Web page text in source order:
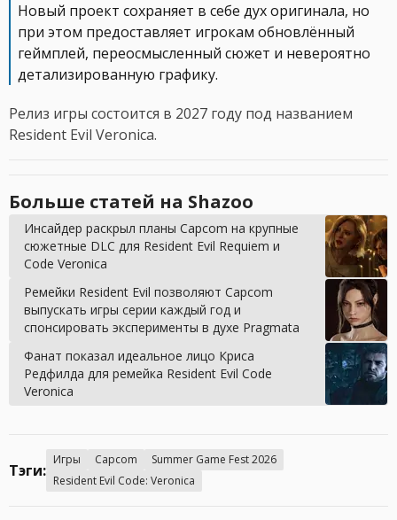
Новый проект сохраняет в себе дух оригинала, но
при этом предоставляет игрокам обновлённый
геймплей, переосмысленный сюжет и невероятно
детализированную графику.
Релиз игры состоится в 2027 году под названием
Resident Evil Veronica.
Больше статей на Shazoo
Инсайдер раскрыл планы Capcom на крупные
сюжетные DLC для Resident Evil Requiem и
Code Veronica
Ремейки Resident Evil позволяют Capcom
выпускать игры серии каждый год и
спонсировать эксперименты в духе Pragmata
Фанат показал идеальное лицо Криса
Редфилда для ремейка Resident Evil Code
Veronica
Тэги:
Игры Capcom
Summer Game Fest 2026
Resident Evil Code: Veronica